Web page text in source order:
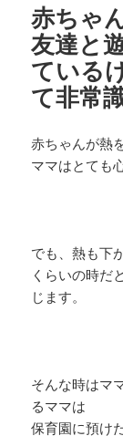
赤ちゃ
友達と
ている
て非常
赤ちゃんが熱
ママはとても
でも、熱も下
くらいの時だ
じます。
そんな時はマ
るママは
保育園に預け